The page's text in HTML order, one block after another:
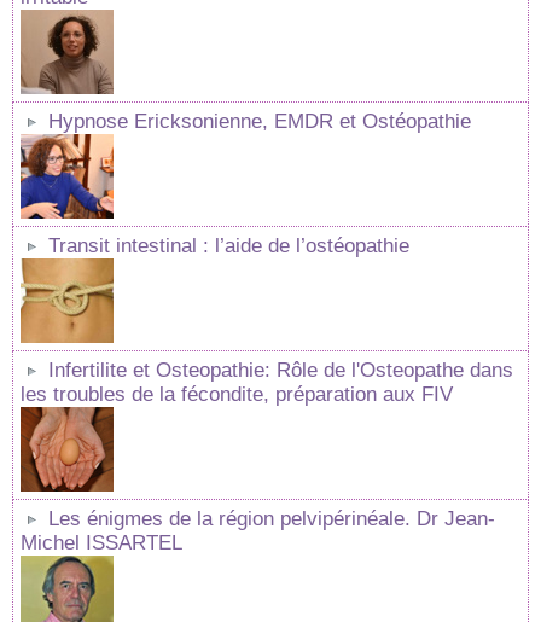
Hypnose Ericksonienne, EMDR et Ostéopathie
Transit intestinal : l’aide de l’ostéopathie
Infertilite et Osteopathie: Rôle de l'Osteopathe dans
les troubles de la fécondite, préparation aux FIV
Les énigmes de la région pelvipérinéale. Dr Jean-
Michel ISSARTEL